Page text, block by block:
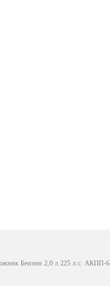
Бензин 2,0 л 225 л.с. АКПП-6